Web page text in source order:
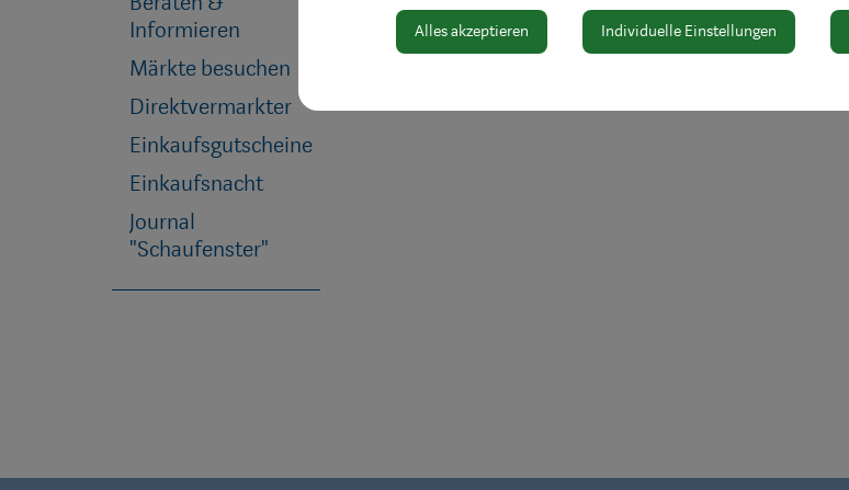
Informieren
Märkte besuchen
Direktvermarkter
Einkaufsgutscheine
Einkaufsnacht
Journal
"Schaufenster"
Alles akzeptieren Individuelle Einstellungen